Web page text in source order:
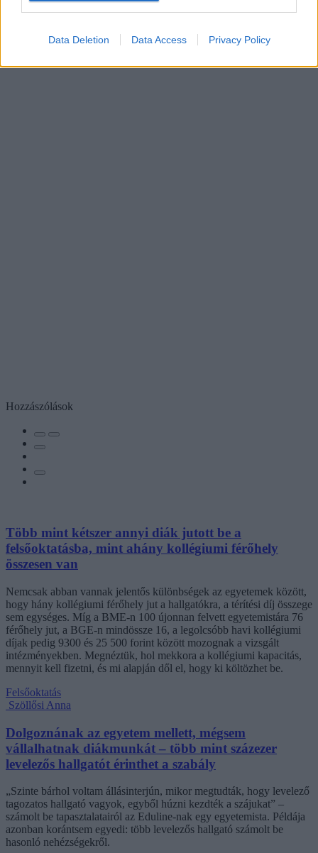
Data Deletion Data Access Privacy Policy
Hozzászólások
Több mint kétszer annyi diák jutott be a
felsőoktatásba, mint ahány kollégiumi férőhely
összesen van
Nemcsak abban vannak jelentős különbségek az egyetemek között,
hogy hány kollégiumi férőhely jut a hallgatókra, a térítési díj összege
sem egységes. Míg a BME-n 100 újonnan felvett egyetemistára 76
férőhely jut, a BGE-n mindössze 16, a legolcsóbb havi kollégiumi
díjak pedig 9300 és 25 500 forint között mozognak a vizsgált
intézményekben. Megnéztük, hol mekkora a kollégiumi kapacitás,
mennyit kell fizetni, és mi alapján dől el, hogy ki költözhet be.
Felsőoktatás
Szöllősi Anna
Dolgoznának az egyetem mellett, mégsem
vállalhatnak diákmunkát – több mint százezer
levelezős hallgatót érinthet a szabály
„Szinte bárhol voltam állásinterjún, mikor megtudták, hogy levelező
tagozatos hallgató vagyok, egyből húzni kezdték a szájukat” –
számolt be tapasztalatairól az Eduline-nak egy egyetemista. Példája
azonban korántsem egyedi: több levelezős hallgató számolt be
hasonló nehézségekről.